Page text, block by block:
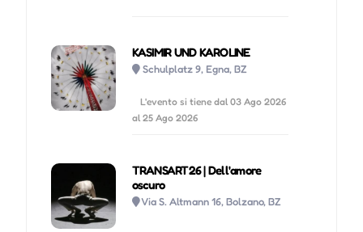
KASIMIR UND KAROLINE
Schulplatz 9, Egna, BZ
L'evento si tiene dal 03 Ago 2026
al 25 Ago 2026
TRANSART26 | Dell'amore
oscuro
Via S. Altmann 16, Bolzano, BZ